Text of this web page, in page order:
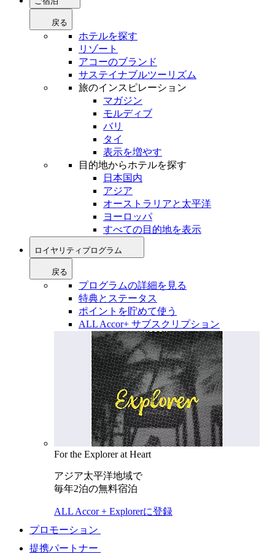
戻る
ホテルを探す
リゾート
アコーのブランド
サステイナブルツーリズム
旅のインスピレーション
マガジン
モルディブ
バリ
タイ
表示を増やす
目的地からホテルを探す
日本国内
アジア
オーストラリアと太平洋
ヨーロッパ
すべての目的地を表示
ロイヤリティプログラム
戻る
プログラムの詳細を見る
特典とステータス
ポイントを貯めて使う
ALL Accor+ サブスクリプション
For the Explorer at Heart
アジア太平洋地域で
毎年2泊の無料宿泊
ALL Accor + Explorerに登録
プロモーション
提携パートナー